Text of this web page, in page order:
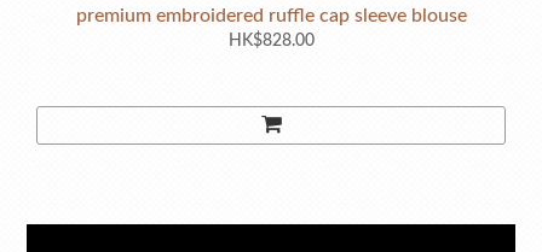
premium embroidered ruffle cap sleeve blouse
HK$828.00